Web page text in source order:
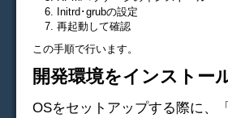
Initrd･grubの設定
再起動して確認
この手順で行います。
開発環境をインストー
OSをセットアップする際に、